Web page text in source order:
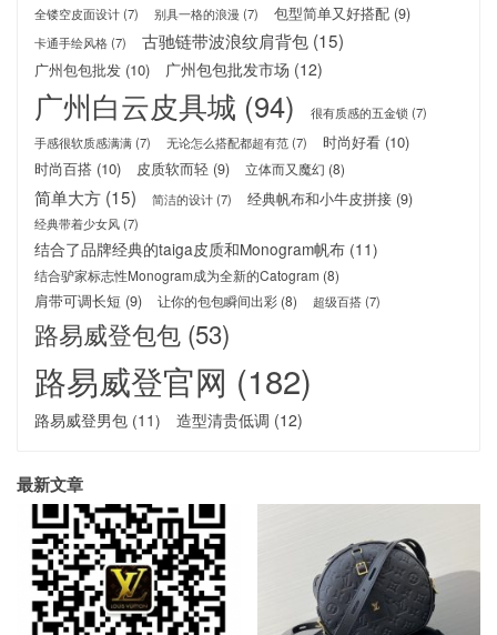
全镂空皮面设计(7) 别具一格的浪漫 (7) 包型简单又好搭配 (9)
卡通手绘风格(7) 古驰链带波浪纹肩背包 (15)
广州包包批发 (10) 广州包包批发市场 (12)
广州白云皮具城 (94) 很有质感的五金锁 (7)
手感很软质感满满(7) 无论怎么搭配都超有范(7) 时尚好看 (10)
时尚百搭 (10) 皮质软而轻 (9) 立体而又魔幻 (8)
简单大方 (15) 简洁的设计(7) 经典帆布和小牛皮拼接 (9)
经典带着少女风(7)
结合了品牌经典的taiga皮质和Monogram帆布 (11)
结合驴家标志性Monogram成为全新的Catogram (8)
肩带可调长短 (9) 让你的包包瞬间出彩 (8) 超级百搭(7)
路易威登包包 (53)
路易威登官网 (182)
路易威登男包 (11) 造型清贵低调 (12)
最新文章